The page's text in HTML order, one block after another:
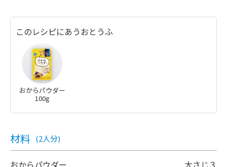
このレシピにあうおとうふ
おからパウダー
100g
材料 (2人分)
おからパウダー 大さじ３